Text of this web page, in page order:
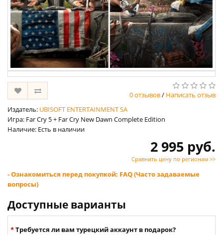
0 отзывов/ Написать отзыв
Издатель: UBISOFT ENTERTAINMENT SA
Игра: Far Cry 5 + Far Cry New Dawn Complete Edition
Наличие: Есть в наличии
2 995 руб.
Сравнить цену по регионам >>
- Ознакомиться перед покупкой: FAQ (Часто задаваемые
вопросы)
Доступные варианты
Требуется ли вам турецкий аккаунт в подарок?